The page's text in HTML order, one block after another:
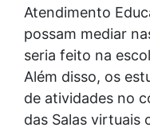
Atendimento
possam mediar
seria feito na
Além disso, os
de atividades no
das Salas virtuais